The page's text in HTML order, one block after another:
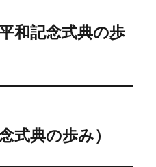
和記念式典の歩
式典の歩み）